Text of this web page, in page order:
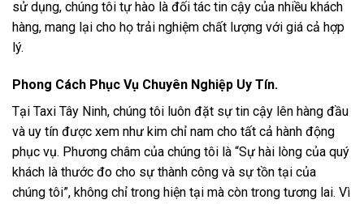
sử dụng, chúng tôi tự hào là đối tác tin cậy của nhiều khách
hàng, mang lại cho họ trải nghiệm chất lượng với giá cả hợp
lý.
Phong Cách Phục Vụ Chuyên Nghiệp Uy Tín.
Tại Taxi Tây Ninh, chúng tôi luôn đặt sự tin cậy lên hàng đầu
và uy tín được xem như kim chỉ nam cho tất cả hành động
phục vụ. Phương châm của chúng tôi là “Sự hài lòng của quý
khách là thước đo cho sự thành công và sự tồn tại của
chúng tôi”, không chỉ trong hiện tại mà còn trong tương lai. Vì